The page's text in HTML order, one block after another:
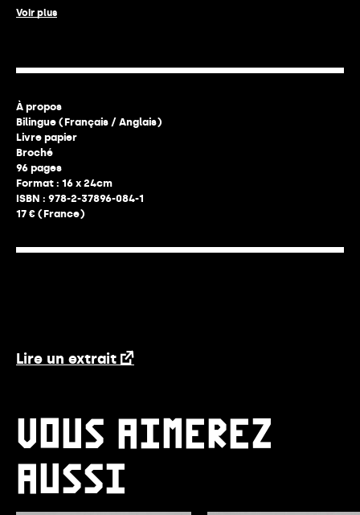
Voir plus
À propos
Bilingue (Français / Anglais)
Livre papier
Broché
96 pages
Format : 16 x 24cm
ISBN : 978-2-37896-084-1
17 € (France)
Lire un extrait
VOUS AIMEREZ
AUSSI